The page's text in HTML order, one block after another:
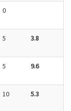
0
5 3.8
5 9.6
10 5.3